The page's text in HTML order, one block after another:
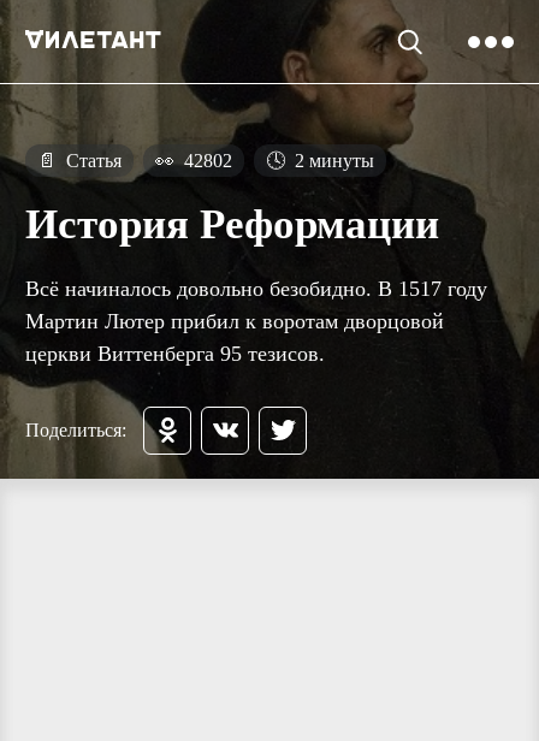
📄 Статья 👀 42802 🕓 2 минуты
История Реформации
Всё начиналось довольно безобидно. В 1517 году
Мартин Лютер прибил к воротам дворцовой
церкви Виттенберга 95 тезисов.
Поделиться: